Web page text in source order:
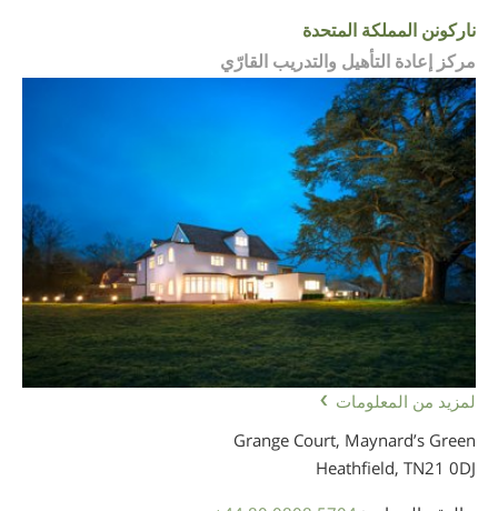
ناركونن المملكة المتحدة
مركز إعادة التأهيل والتدريب القارّي
لمزيد من المعلومات
Grange Court, Maynard’s Green
Heathfield, TN21 0DJ